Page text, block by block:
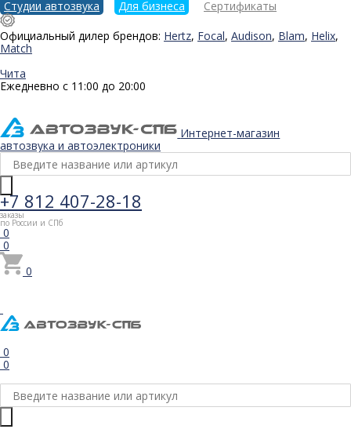
Студии автозвука Для бизнеса
Сертификаты
Официальный дилер брендов: Hertz, Focal, Audison, Blam, Helix,
Match
Чита
Ежедневно с 11:00 до 20:00
Интернет-магазин
автозвука и автоэлектроники
+7 812 407-28-18
заказы
по России и СПб
0
0
0
0
0